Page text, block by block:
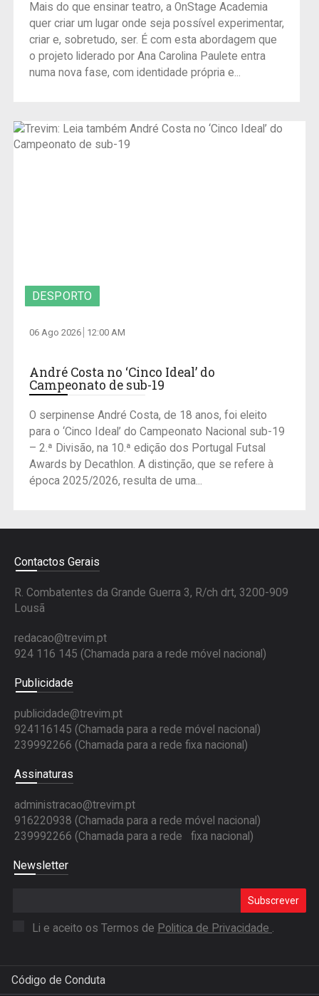
Mais do que ensinar teatro, a OnStage Academia
quer criar um lugar onde seja possível experimentar,
criar e, sobretudo, ser. É com esta abordagem que
o projeto liderado por Ana Carolina Paulete entra
numa nova fase, com identidade própria e...
DESPORTO
06 Ago 2026 12:00 AM
André Costa no ‘Cinco Ideal’ do
Campeonato de sub-19
O serpinense André Costa, de 18 anos, foi eleito
para o ‘Cinco Ideal’ do Campeonato Nacional sub-19
– 2.ª Divisão, na 10.ª edição dos Portugal Futsal
Awards by Decathlon. A distinção, que se refere à
época 2025/2026, resulta de uma...
Contactos Gerais
R. Combatentes da Grande Guerra 3, R/ch drt, 3200-909
Lousã
redacao@trevim.pt
924 116 145 (Chamada para a rede móvel nacional)
Publicidade
publicidade@trevim.pt
924116145 (Chamada para a rede móvel nacional)
239992266 (Chamada para a rede fixa nacional)
Assinaturas
administracao@trevim.pt
916220938 (Chamada para a rede móvel nacional)
239992266 (Chamada para a rede fixa nacional)
Newsletter
Subscrever
Li e aceito os Termos de Politica de Privacidade .
Código de Conduta